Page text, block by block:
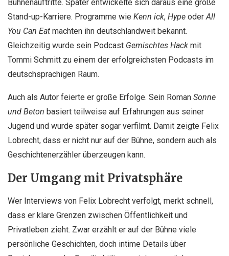
Bühnenauftritte. Später entwickelte sich daraus eine große
Stand-up-Karriere. Programme wie Kenn ick, Hype oderAll
You Can Eat machten ihn deutschlandweit bekannt.
Gleichzeitig wurde sein Podcast Gemischtes Hack mit
Tommi Schmitt zu einem der erfolgreichsten Podcasts im
deutschsprachigen Raum.
Auch als Autor feierte er große Erfolge. Sein Roman Sonne
und Beton basiert teilweise auf Erfahrungen aus seiner
Jugend und wurde später sogar verfilmt. Damit zeigte Felix
Lobrecht, dass er nicht nur auf der Bühne, sondern auch als
Geschichtenerzähler überzeugen kann.
Der Umgang mit Privatsphäre
Wer Interviews von Felix Lobrecht verfolgt, merkt schnell,
dass er klare Grenzen zwischen Öffentlichkeit und
Privatleben zieht. Zwar erzählt er auf der Bühne viele
persönliche Geschichten, doch intime Details über